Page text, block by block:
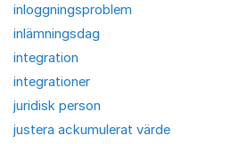
inloggningsproblem
inlämningsdag
integration
integrationer
juridisk person
justera ackumulerat värde